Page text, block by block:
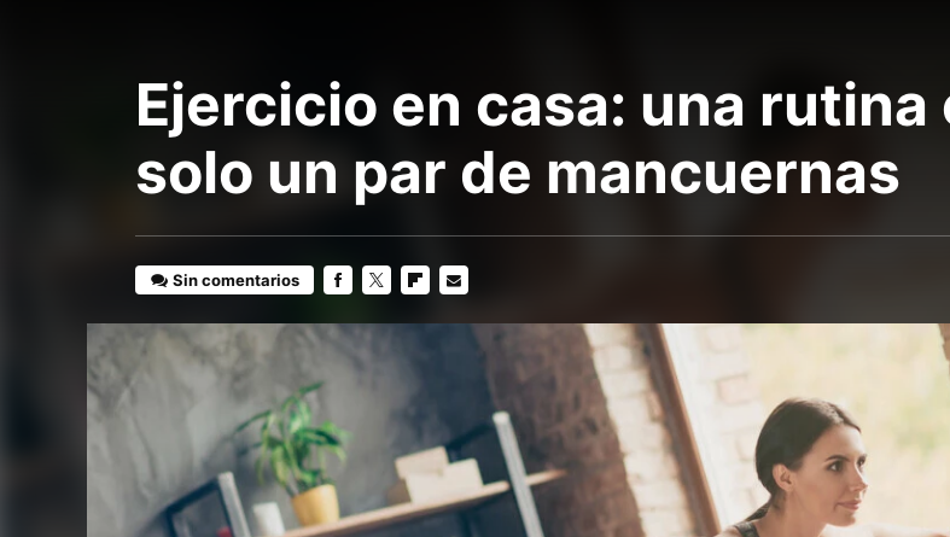
Ejercicio en casa: una
solo un par de mancuernas
Sin comentarios
MAIL